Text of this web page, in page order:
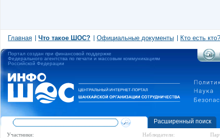
Главная Что такое ШОС? Официальные документы Кто есть кто?
Портал создан при финансовой поддержке
Федерального агентства по печати и массовым коммуникациям
Российской Федерации
Расширенный поиск
Участники: Наблюдатели: